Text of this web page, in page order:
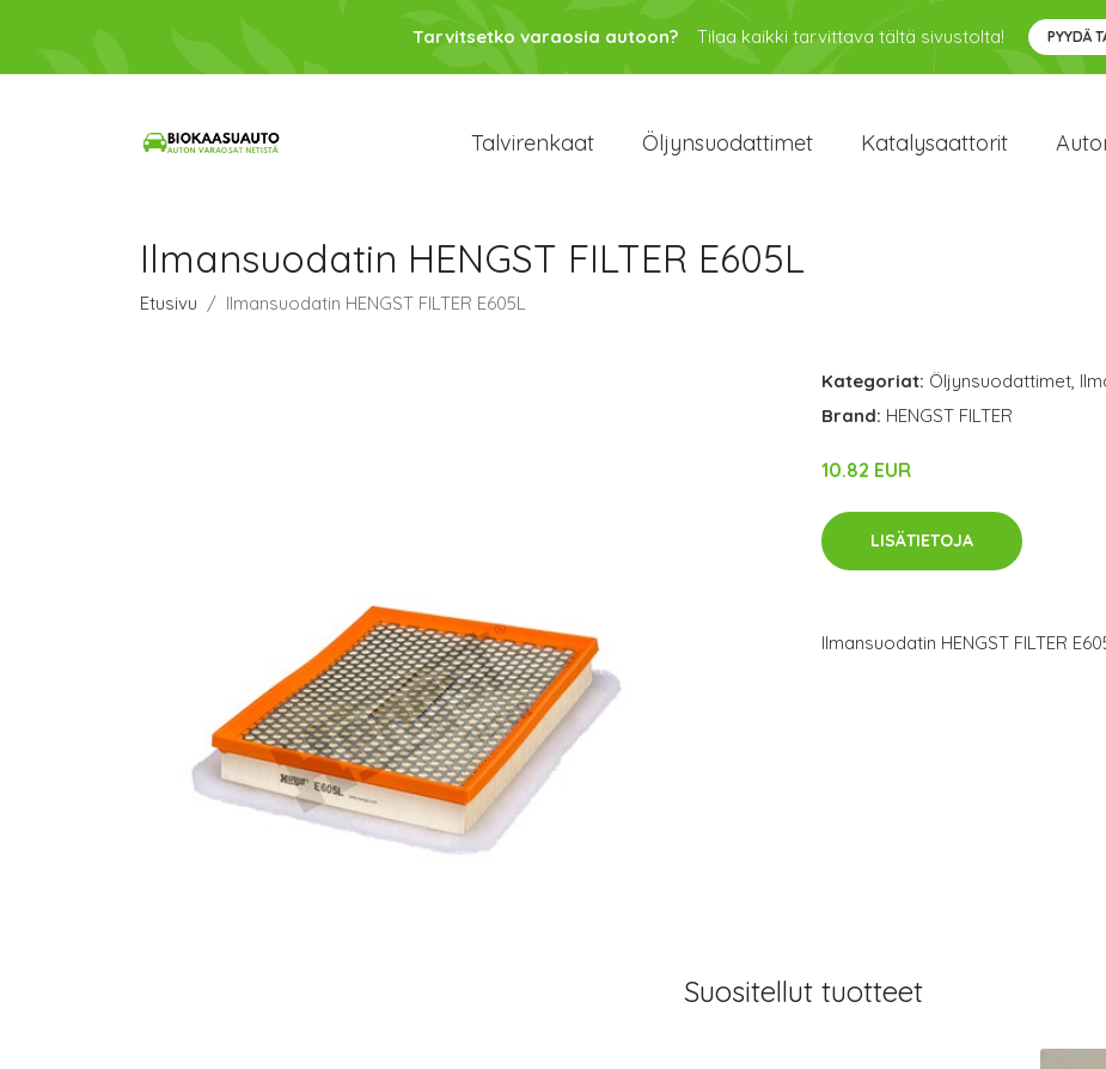
Tarvitsetko varaosia autoon? Tilaa kaikki tarvittava tältä sivustolta! PYYDÄ
Talvirenkaat Öljynsuodattimet Katalysaattorit
Ilmansuodatin HENGST FILTER E605L
Etusivu Ilmansuodatin HENGST FILTER E605L
Kategoriat: Öljynsuodattimet,
Brand: HENGST FILTER
10.82 EUR
LISÄTIETOJA
Ilmansuodatin HENGST FILTER
Suositellut tuotteet